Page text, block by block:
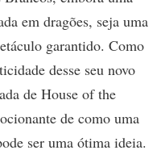
em dragões, seja uma
garantido. Como
desse seu novo
de House of the
de como uma
ser uma ótima ideia.